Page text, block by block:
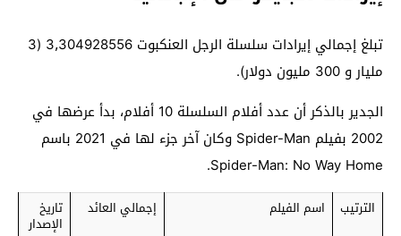
تبلغ إجمالي إيرادات سلسلة الرجل العنكبوت 3٫304928556 (3
مليار و 300 مليون دولار).
الجدير بالذكر أن عدد أفلام السلسلة 10 أفلام، بدأ عرضها في
2002 بفيلم Spider-Man وكان آخر جزء لها في 2021 باسم
Spider-Man: No Way Home.
الترتيب اسم الفيلم إجمالي العائد تاريخ
الإصدار